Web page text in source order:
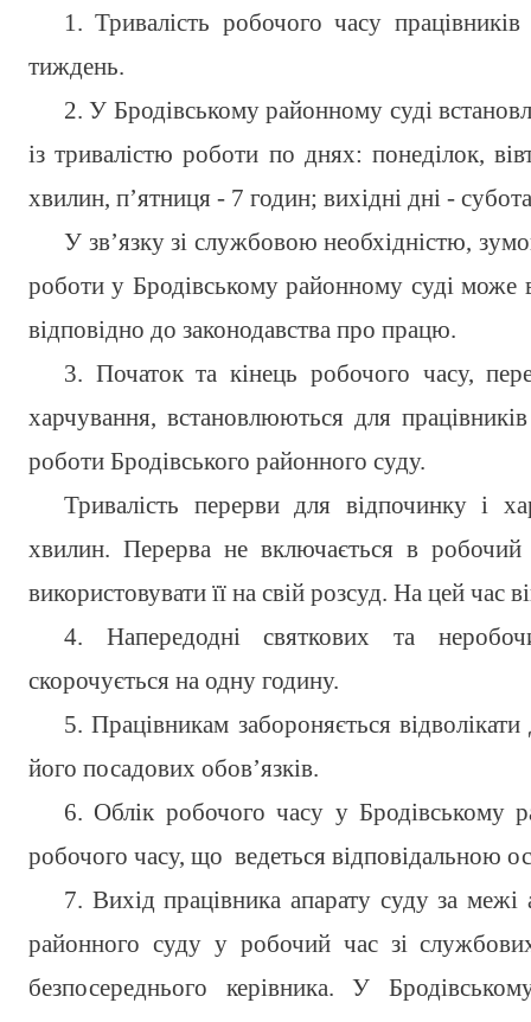
1. Тривалість робочого часу
тиждень.
2. У Бродівському районному суді
із тривалістю роботи по днях: понеділок,
хвилин, п’ятниця - 7 годин; вихідні дні -
У зв’язку зі службовою необхідністю,
роботи у Бродівському районному суді
відповідно до законодавства про працю.
3. Початок та кінець робочого часу,
харчування, встановлюються для
роботи Бродівського районного суду.
Тривалість перерви для відпочинку і
хвилин. Перерва не включається в
використовувати її на свій розсуд. На цей час
4. Напередодні святкових та
скорочується на одну годину.
5. Працівникам забороняється
його посадових обов’язків.
6. Облік робочого часу у Бродівському
робочого часу, що ведеться відповідальною
7. Вихід працівника апарату суду за межі
районного суду у робочий час зі
безпосереднього керівника. У